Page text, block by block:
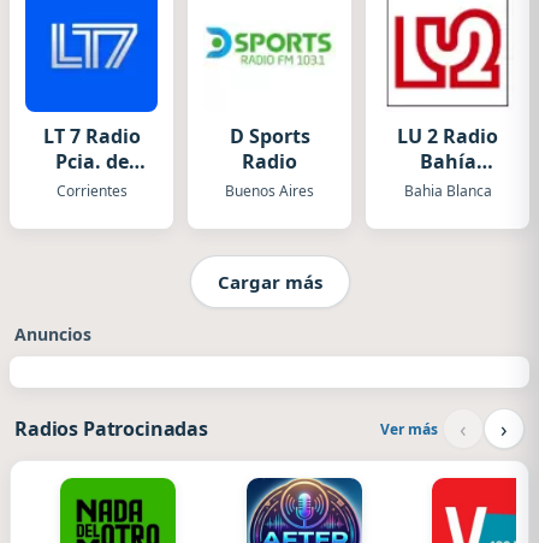
LT 7 Radio
Pcia. de
Corrientes
Corrientes
D Sports
Radio
Buenos Aires
LU 2 Radio
Bahía
Blanca
Bahia Blanca
Cargar más
Anuncios
Radios Patrocinadas Ver más ‹ ›